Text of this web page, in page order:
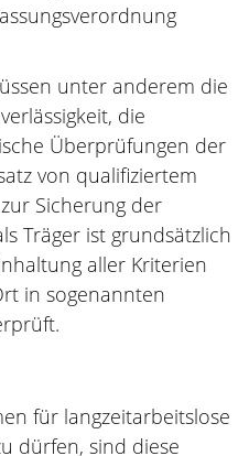
unter anderem die
die
Überprüfungen der
von qualifiziertem
Sicherung der
Träger ist grundsätzlich
aller Kriterien
in sogenannten
für langzeitarbeitslose
dürfen, sind diese